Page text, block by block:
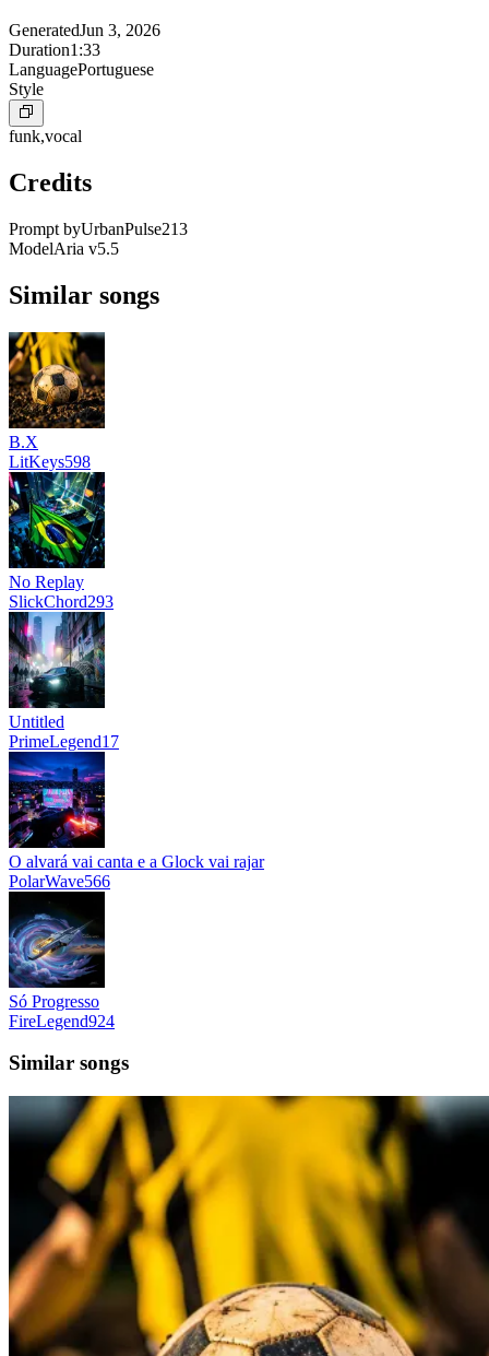
GeneratedJun 3, 2026
Duration1:33
LanguagePortuguese
Style
funk,vocal
Credits
Prompt byUrbanPulse213
ModelAria v5.5
Similar songs
B.X
LitKeys598
No Replay
SlickChord293
Untitled
PrimeLegend17
O alvará vai canta e a Glock vai rajar
PolarWave566
Só Progresso
FireLegend924
Similar songs